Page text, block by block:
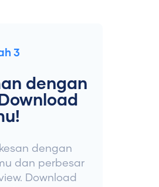
3
dengan
dengan
dan perbesar
Download